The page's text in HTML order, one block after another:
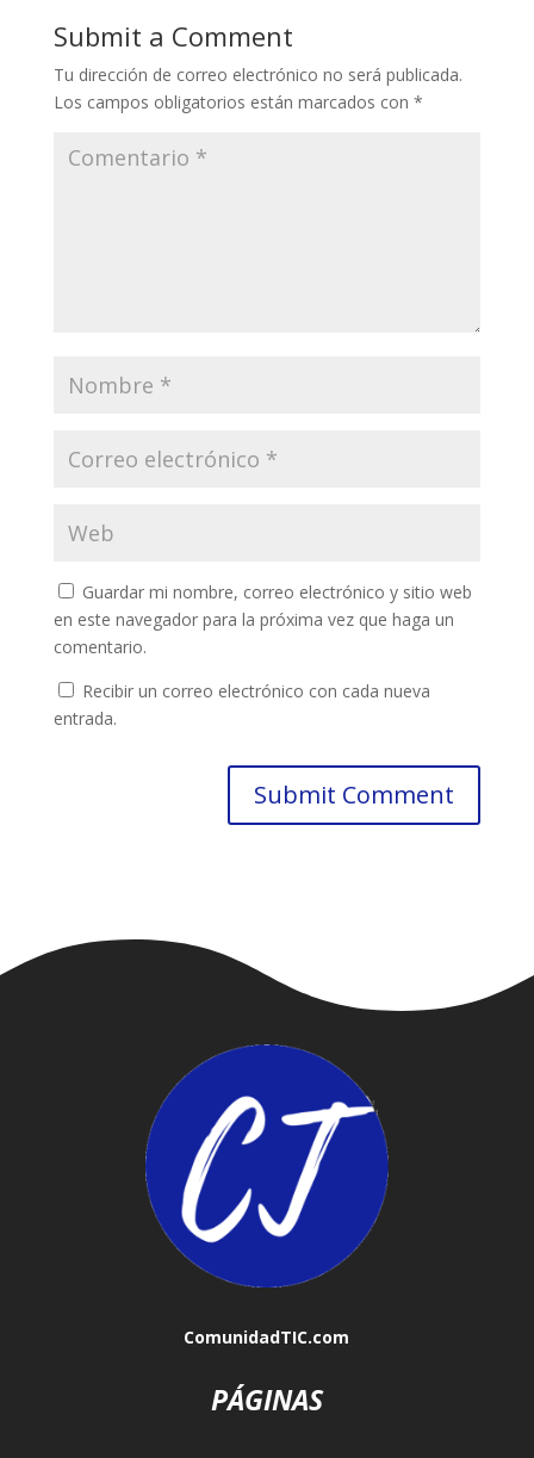
Submit a Comment
Tu dirección de correo electrónico no será publicada.
Los campos obligatorios están marcados con *
Guardar mi nombre, correo electrónico y sitio web
en este navegador para la próxima vez que haga un
comentario.
Recibir un correo electrónico con cada nueva
entrada.
ComunidadTIC.com
PÁGINAS